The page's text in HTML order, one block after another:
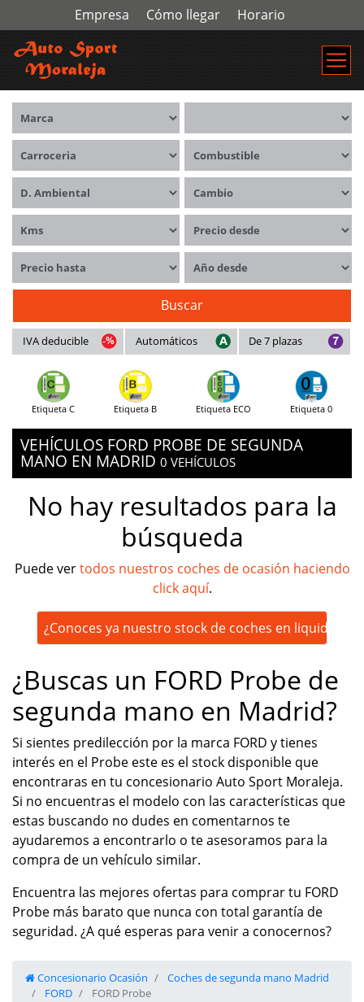
Empresa Cómo llegar Horario
Marca
Carrocerías Combustible
Distintivo ambiental Cambio
Kms Precio desde
Precio hasta Año desde
Buscar
IVA deducible Automáticos De 7 plazas
Etiqueta C Etiqueta B Etiqueta ECO Etiqueta 0
VEHÍCULOS FORD PROBE DE SEGUNDA
MANO EN MADRID 0 VEHÍCULOS
No hay resultados para la
búsqueda
Puede vertodos nuestros coches de ocasión haciendo
click aquí.
¿Conoces ya nuestro stock de coches en
¿Buscas un FORD Probe de
segunda mano en Madrid?
Si sientes predilección por la marca FORD y tienes
interés en el Probe este es el stock disponible que
encontraras en tu concesionario Auto Sport Moraleja.
Si no encuentras el modelo con las características que
estas buscando no dudes en comentarnos te
ayudaremos a encontrarlo o te asesoramos para la
compra de un vehículo similar.
Encuentra las mejores ofertas para comprar tu FORD
Probe más barato que nunca con total garantía de
seguridad. ¿A qué esperas para venir a conocernos?
Concesionario Ocasión
Coches de segunda mano Madrid
FORD
FORD Probe